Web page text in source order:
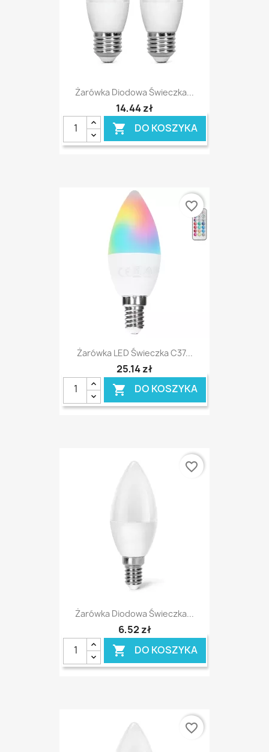
Żarówka Diodowa Świeczka...
14,44 zł
 DO KOSZYKA
Żarówka LED Świeczka C37...
25,14 zł
 DO KOSZYKA
favorite_border
Żarówka Diodowa Świeczka...
6,52 zł
 DO KOSZYKA
favorite_border
favorite_border